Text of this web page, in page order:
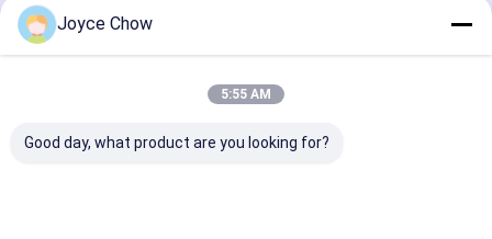
Empfohlene Produkte
Joyce Chow
5:55 AM
Good day, what product are you looking for?